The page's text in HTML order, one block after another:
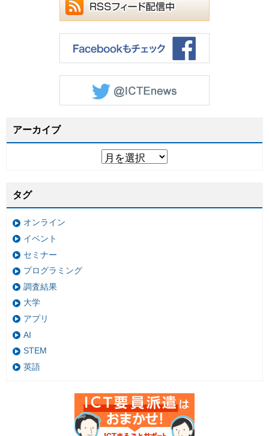
アーカイブ
タグ
オンライン
イベント
セミナー
プログラミング
調査結果
大学
アプリ
AI
STEM
英語